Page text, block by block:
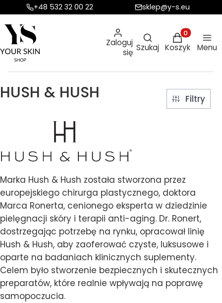
+48 532 32 00 22 sklep@y-s.eu
Zaloguj
się
Otwórz
Szukaj
Produkty w
Koszyk Menu
HUSH & HUSH Filtry
Marka Hush & Hush została stworzona przez
europejskiego chirurga plastycznego, doktora
Marca Ronerta, cenionego eksperta w dziedzinie
pielęgnacji skóry i terapii anti-aging. Dr. Ronert,
dostrzegając potrzebę na rynku, opracował linię
Hush & Hush, aby zaoferować czyste, luksusowe i
oparte na badaniach klinicznych suplementy.
Celem było stworzenie bezpiecznych i skutecznych
preparatów, które realnie wpływają na poprawę
samopoczucia.